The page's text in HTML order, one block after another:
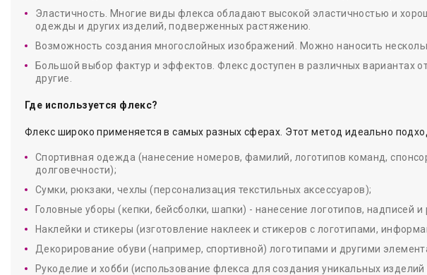
Эластичность. Многие виды флекса обладают высокой эластичностью и
одежды и других изделий, подверженных растяжению.
Возможность создания многослойных изображений. Можно наносить
Большой выбор фактур и эффектов. Флекс доступен в различных вариантах
другие.
Где используется флекс?
Флекс широко применяется в самых разных сферах. Этот метод идеально
Спортивная одежда (нанесение номеров, фамилий, логотипов команд,
долговечности);
Сумки, рюкзаки, чехлы (персонализация текстильных аксессуаров);
Головные уборы (кепки, бейсболки, шапки) - нанесение логотипов, надписей и
Наклейки и стикеры (изготовление наклеек и стикеров с логотипами,
Декорирование обуви (например, спортивной) логотипами и другими
Рукоделие и хобби (использование флекса для создания уникальных изделий